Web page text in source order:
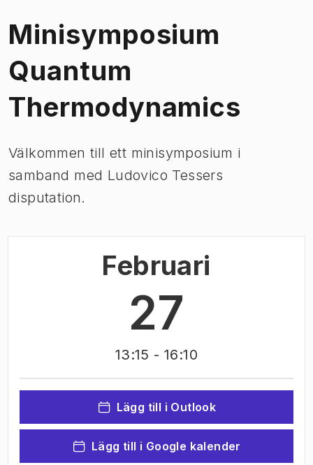
Minisymposium
Quantum
Thermodynamics
Välkommen till ett minisymposium i
samband med Ludovico Tessers
disputation.
Februari
27
13:15 - 16:10
Lägg till i Outlook
Lägg till i Google kalender